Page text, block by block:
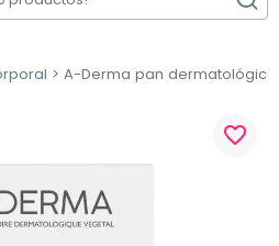
A-Derma pan dermatológico
favorite_border